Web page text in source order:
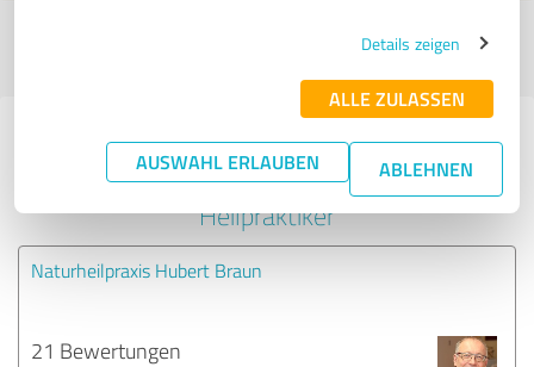
Details zeigen
ALLE ZULASSEN
AUSWAHL ERLAUBEN ABLEHNEN
Letzte Aktualisierung: 05.08.2026|
Profil
Erfahrungen zu weiteren
Anbietern aus dem Bereich Ärzte &
Heilpraktiker
Naturheilpraxis Hubert Braun
21 Bewertungen